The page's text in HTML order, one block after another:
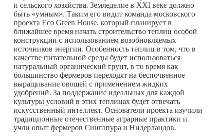
и сельского хозяйства. Земледелие в XXI веке должно
быть «умным». Таким его видит команда московского
проекта Eco Green House, который планирует в
ближайшее время начать строительство теплиц особой
конструкции с использованием возобновляемых
источников энергии. Особенность теплиц в том, что в
качестве питательной среды будет использоваться
натуральный органический грунт, в то время как
большинство фермеров переходят на беспочвенное
выращивание овощей с применением жидких
удобрений. За поддержание идеальных для каждой
культуры условий в этих теплицах будет отвечать
искусственный интеллект. Основатели проекта изучили
традиционные отечественные аграрные практики и
учли опыт фермеров Сингапура и Нидерландов.